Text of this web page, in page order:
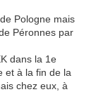
Pologne mais
Péronnes par
dans la 1e
et à la fin de la
chez eux, à